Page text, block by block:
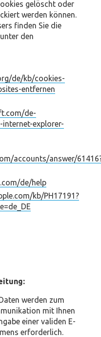
gelöscht oder
werden können.
finden Sie die
den
de/kb/cookies-
entfernen
de-
explorer-
accounts/answer/
de/help
kb/PH17191?
werden zum
mit Ihnen
einer validen E-
erforderlich.